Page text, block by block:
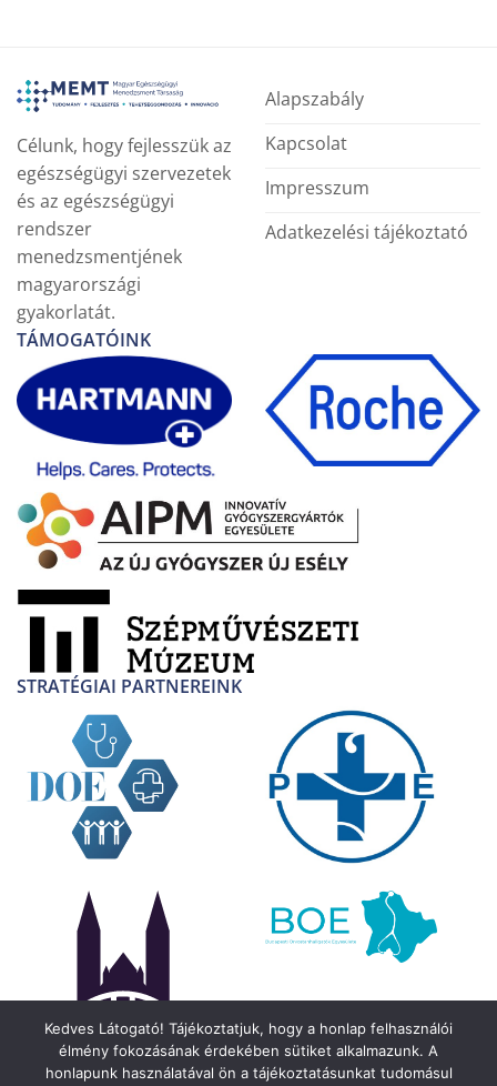
Célunk, hogy fejlesszük az
egészségügyi szervezetek
és az egészségügyi
rendszer
menedzsmentjének
magyarországi
gyakorlatát.
Alapszabály
Kapcsolat
Impresszum
Adatkezelési tájékoztató
TÁMOGATÓINK
STRATÉGIAI PARTNEREINK
Kedves Látogató! Tájékoztatjuk, hogy a honlap felhasználói
élmény fokozásának érdekében sütiket alkalmazunk. A
honlapunk használatával ön a tájékoztatásunkat tudomásul